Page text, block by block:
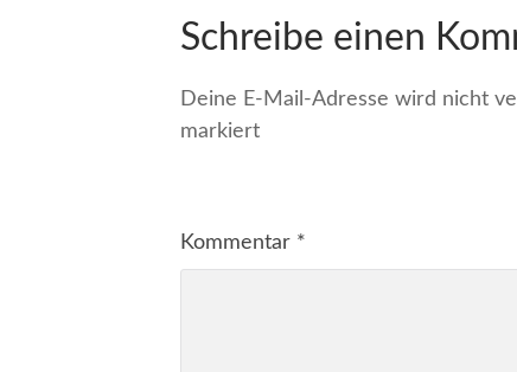
Schreibe einen
Deine E-Mail-Adresse wird nicht
markiert
Kommentar *